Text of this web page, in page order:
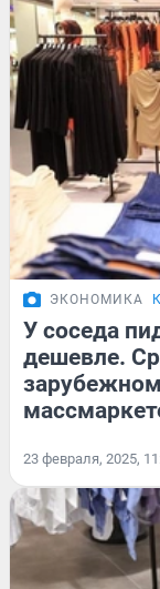
ЭКОНОМИКА
У соседа
дешевле.
23 февраля, 2025,